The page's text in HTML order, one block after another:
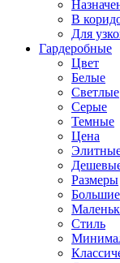
В
Для
Гардеробные
Цвет
Белые
Светлые
Серые
Темные
Цена
Размеры
Большие
Стиль